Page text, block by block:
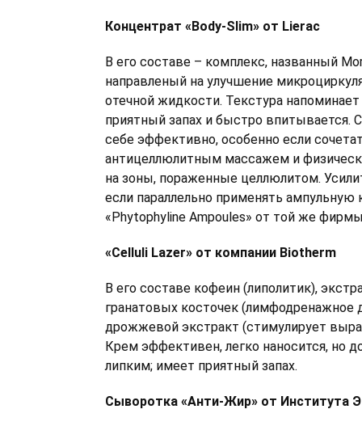
Концентрат «Body-Slim» от Lierac
В его составе – комплекс, названный
направленый на улучшение
отечной жидкости. Текстура
приятный запах и быстро впитывается.
себе эффективно, особенно если
антицеллюлитным массажем и
на зоны, пораженные целлюлитом.
если параллельно применять ампульную
«Phytophyline Ampoules» от той же
«Celluli Lazer» от компании Biotherm
В его составе кофеин (липолитик),
гранатовых косточек (лимфодренажное
дрожжевой экстракт (стимулирует
Крем эффективен, легко наносится, но
липким; имеет приятный запах.
Сыворотка «Анти-Жир» от Института